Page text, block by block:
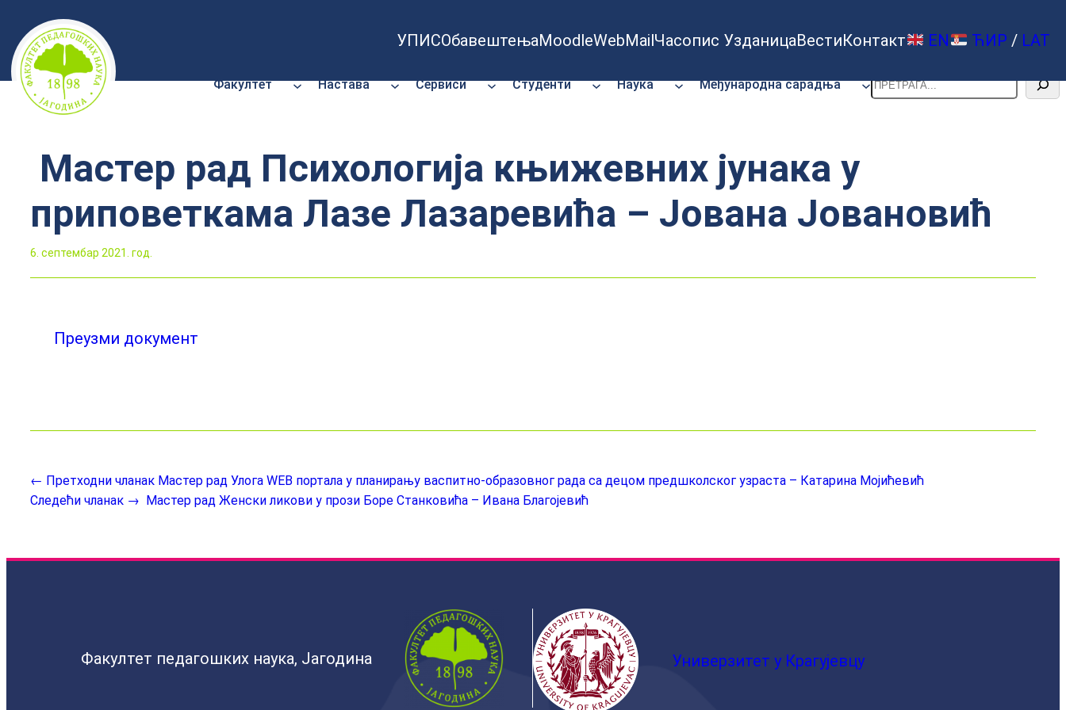
Скочи
на
садржај
УПИСОбавештењаMoodleWebMailЧасопис УзданицаВестиКонтакт EN ЋИР / LAT
Факултет Настава Сервиси Студенти Наука Међународна сарадња Претрага
Мастер рад Психологија књижевних јунака у
приповеткама Лазе Лазаревића – Јована Јовановић
6. септембар 2021. год.
Преузми документ
← Претходни чланак Мастер рад Улога WEB портала у планирању васпитно-образовног рада са децом предшколског узраста – Катарина Мојићевић
Следећи чланак → Мастер рад Женски ликови у прози Боре Станковића – Ивана Благојевић
Факултет педагошких наука, Јагодина Универзитет у Крагујевцу